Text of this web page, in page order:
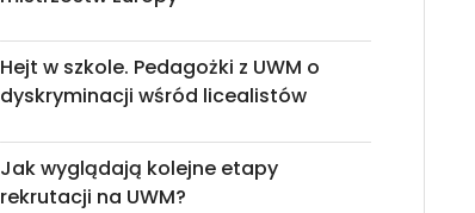
Hejt w szkole. Pedagożki z UWM o
dyskryminacji wśród licealistów
Jak wyglądają kolejne etapy
rekrutacji na UWM?